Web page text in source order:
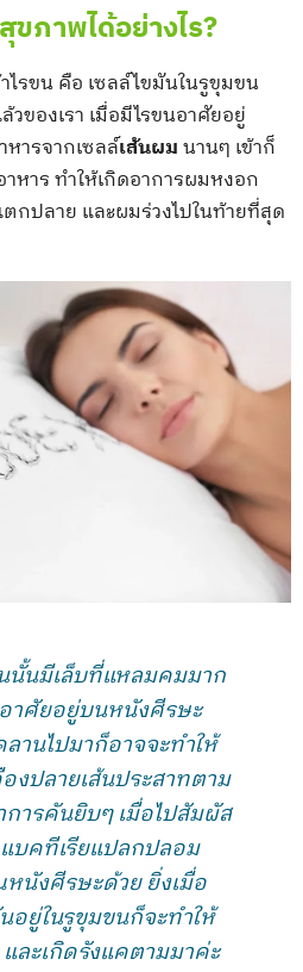
ภาพได้อย่างไร?
ไรขน คือ เซลล์ไขมันในรูขุมขน
ของเรา เมื่อมีไรขนอาศัยอยู่
หารจากเซลล์เส้นผมนานๆ เข้าก็
หาร ทำให้เกิดอาการผมหงอก
ตกปลาย และผมร่วงไปในท้ายที่สุด
นั้นมีเล็บที่แหลมคมมาก
อาศัยอยู่บนหนังศีรษะ
านไปมาก็อาจจะทำให้
งปลายเส้นประสาทตาม
ารคันยิบๆ เมื่อไปสัมผัส
บคทีเรียแปลกปลอม
นังศีรษะด้วย ยิ่งเมื่อ
ยู่ในรูขุมขนก็จะทำให้
ละเกิดรังแคตามมาค่ะ